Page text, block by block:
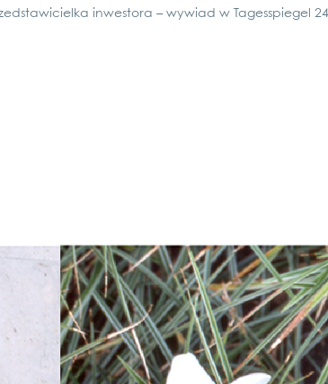
inwest­ora – wywi­ad w Tages­spie­gel